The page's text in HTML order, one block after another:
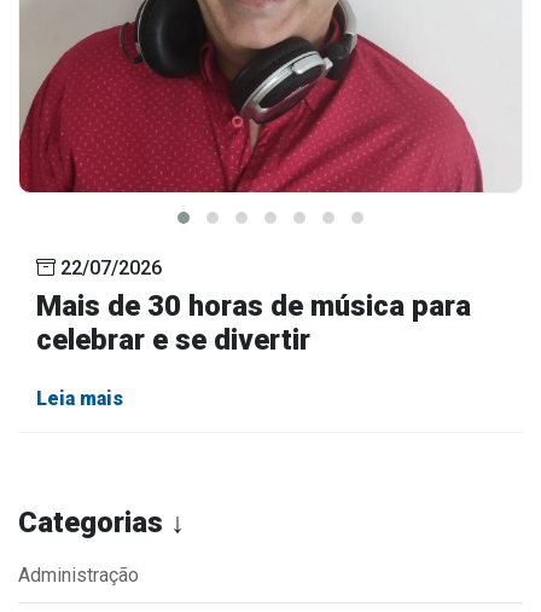
Categorias ↓
Administração
22/07/2026
Mais de 30 horas de música para
celebrar e se divertir
Leia mais